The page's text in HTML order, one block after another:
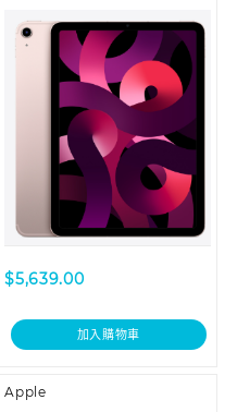
$5,639.00
加入購物車
Apple